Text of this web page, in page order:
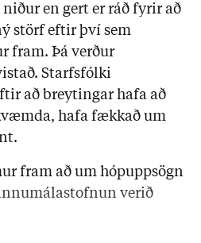
en gert er ráð fyrir að
störf eftir því sem
fram. Þá verður
Starfsfólki
að breytingar hafa að
hafa fækkað um
fram að um hópuppsögn
verið